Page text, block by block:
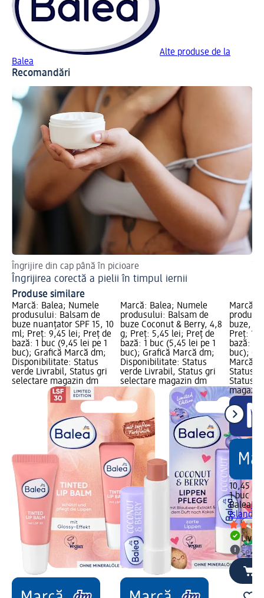
Alte produse de la
Balea
Recomandări
Îngrijire din cap până în picioare
Îngrijirea corectă a pielii în timpul iernii
Produse similare
Marcă: Balea; Numele
produsului: Balsam de
buze nuanțator SPF 15, 10
ml; Preț: 9,45 lei; Preț de
bază: 1 buc (9,45 lei pe 1
buc); Grafică Marcă dm;
Disponibilitate: Status
verde Livrabil, Status gri
selectare magazin dm
Marcă: Balea; Numele
produsului: Balsam de
buze Coconut & Berry, 4,8
g; Preț: 5,45 lei; Preț de
bază: 1 buc (5,45 lei pe 1
buc); Grafică Marcă dm;
Disponibilitate: Status
verde Livrabil, Status gri
selectare magazin dm
Marcă:
buze,
Preț:
bază: 1
buc);
Marcă
Status
Status
10,45 lei
1 buc
Balea
Island